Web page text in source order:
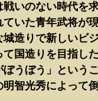
いのない時代を
いた青年武将が
造りで新しいビ
国造りを目指した
うぼう」という
智光秀によって倒